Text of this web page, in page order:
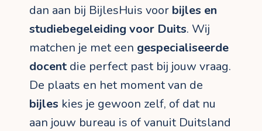
dan aan bij BijlesHuis voor bijles en
studiebegeleiding voor Duits. Wij
matchen je met een gespecialiseerde
docent die perfect past bij jouw vraag.
De plaats en het moment van de
bijles kies je gewoon zelf, of dat nu
aan jouw bureau is of vanuit Duitsland